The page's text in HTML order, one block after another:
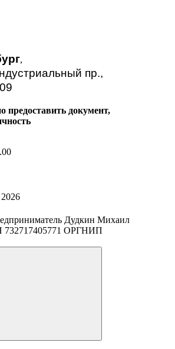
,
пр.,
предоставить документ,
Дудкин Михаил
732717405771 ОРГНИП